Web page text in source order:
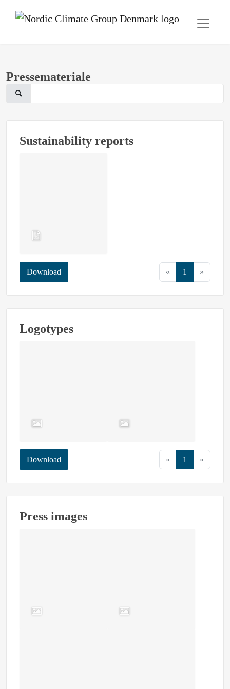
Pressemateriale
Sustainability reports
Download « 1 »
Logotypes
Download « 1 »
Press images